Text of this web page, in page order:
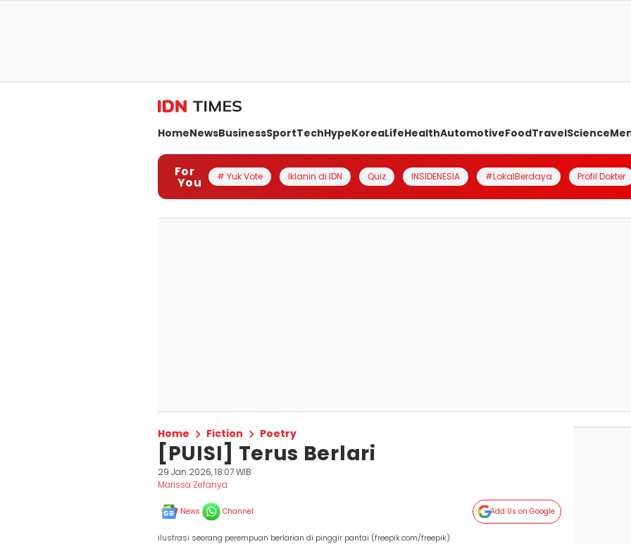
HomeNewsBusinessSportTechHypeKoreaLifeHealthAutomotiveFoodTravelScience
For
You # Yuk Vote Iklanin di IDN Quiz INSIDENESIA #LokalBerdaya Profil Dokter
Home Fiction Poetry
[PUISI] Terus Berlari
29 Jan 2026, 18:07 WIB
Marissa Zefanya
News Channel Add Us on Google
ilustrasi seorang perempuan berlarian di pinggir pantai (freepik.com/freepik)